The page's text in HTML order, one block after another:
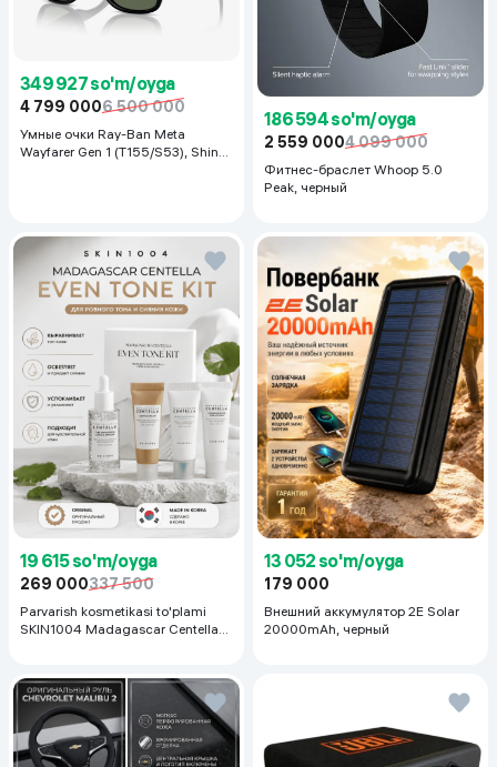
349 927 so'm/oyga
4 799 0006 500 000
Умные очки Ray-Ban Meta
Wayfarer Gen 1 (T155/S53), Shiny
186 594 so'm/oyga
2 559 0004 099 000
Фитнес-браслет Whoop 5.0
Peak, черный
19 615 so'm/oyga
269 000337 500
Parvarish kosmetikasi to'plami
SKIN1004 Madagascar Centella
13 052 so'm/oyga
179 000
Внешний аккумулятор 2E Solar
20000mAh, черный